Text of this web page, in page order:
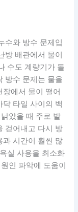
수와 방수 문제입
방 배관에서 물이
수도 계량기가 돌
방수 문제는 물을
에서 물이 떨어
타일 사이의 백
았을 때 주로 발
걷어내고 다시 방
과 시간이 훨씬 많
실 사용을 최소화
인 파악에 도움이